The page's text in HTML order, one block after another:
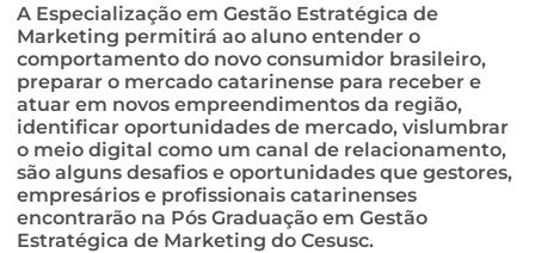
A Especialização em Gestão Estratégica de
Marketing permitirá ao aluno entender o
comportamento do novo consumidor brasileiro,
preparar o mercado catarinense para receber e
atuar em novos empreendimentos da região,
identificar oportunidades de mercado, vislumbrar
o meio digital como um canal de relacionamento,
são alguns desafios e oportunidades que gestores,
empresários e profissionais catarinenses
encontrarão na Pós Graduação em Gestão
Estratégica de Marketing do Cesusc.